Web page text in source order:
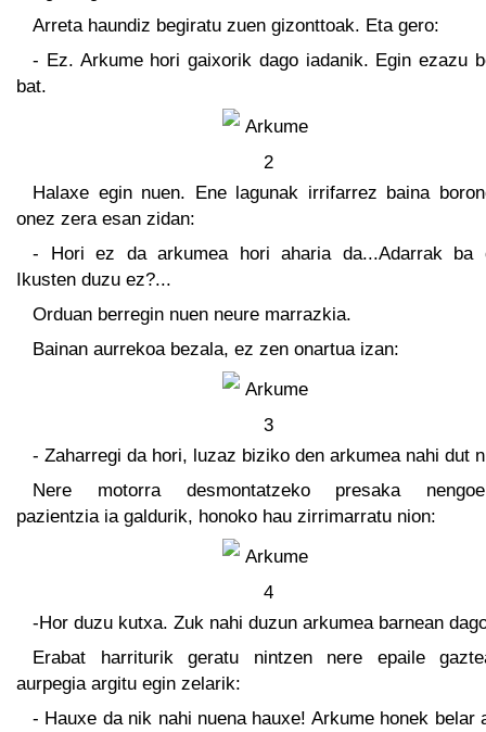
Arreta haundiz begiratu zuen gizonttoak. Eta gero:
- Ez. Arkume hori gaixorik dago iadanik. Egin ezazu
bat.
Halaxe egin nuen. Ene lagunak irrifarrez baina
onez zera esan zidan:
- Hori ez da arkumea hori aharia da...Adarrak ba
Ikusten duzu ez?...
Orduan berregin nuen neure marrazkia.
Bainan aurrekoa bezala, ez zen onartua izan:
- Zaharregi da hori, luzaz biziko den arkumea nahi dut
Nere motorra desmontatzeko presaka
pazientzia ia galdurik, honoko hau zirrimarratu nion:
-Hor duzu kutxa. Zuk nahi duzun arkumea barnean
Erabat harriturik geratu nintzen nere epaile
aurpegia argitu egin zelarik:
- Hauxe da nik nahi nuena hauxe! Arkume honek belar